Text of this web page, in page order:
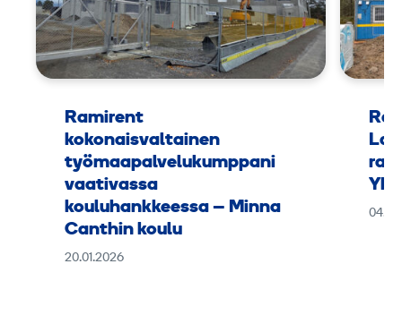
Ramirent
kokonaisvaltainen
työmaapalvelukumppani
vaativassa
kouluhankkeessa – Minna
Canthin koulu
20.01.2026